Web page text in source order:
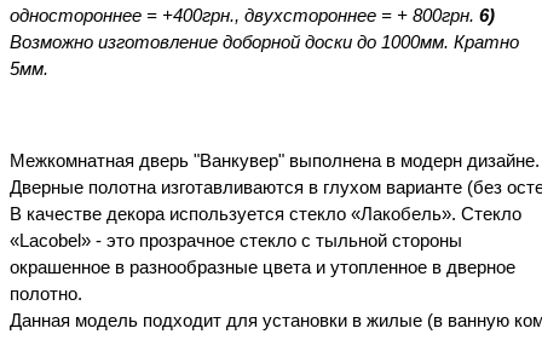
одностороннее = +400грн., двухстороннее = + 800грн. 6)
Возможно изготовление доборной доски до 1000мм. Кратно
5мм.
Межкомнатная дверь "Ванкувер" выполнена в модерн
Дверные полотна изготавливаются в глухом варианте (без
В качестве декора используется стекло «Лакобель». Стекло
«Lacobel» - это прозрачное стекло с тыльной стороны
окрашенное в разнообразные цвета и утопленное в дверное
полотно.
Данная модель подходит для установки в жилые (в ванную